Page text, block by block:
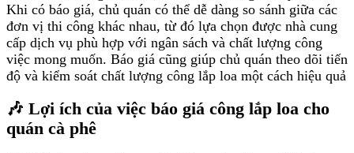
Khi có báo giá, chủ quán có thể dễ dàng so sánh giữa các
đơn vị thi công khác nhau, từ đó lựa chọn được nhà cung
cấp dịch vụ phù hợp với ngân sách và chất lượng công
việc mong muốn. Báo giá cũng giúp chủ quán theo dõi tiến
độ và kiểm soát chất lượng công lắp loa một cách hiệu quả
🎶 Lợi ích của việc báo giá công lắp loa cho
quán cà phê